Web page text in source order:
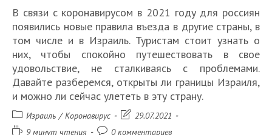
В связи с коронавирусом в 2021 году для россиян
появились новые правила въезда в другие страны, в
том числе и в Израиль. Туристам стоит узнать о
них, чтобы спокойно путешествовать в свое
удовольствие, не сталкиваясь с проблемами.
Давайте разберемся, открыты ли границы Израиля,
и можно ли сейчас улететь в эту страну.
Рубрика
записи:
Израиль / Коронавирус
Запись29.07.2021
Время9 минут чтения Комментарии
0 комментариев